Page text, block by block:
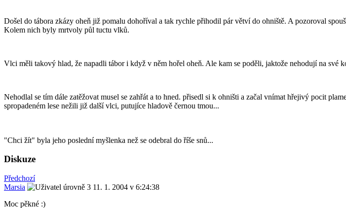
Došel do tábora zkázy oheň již pomalu dohoříval a tak rychle přihodil pár větví do ohniště. A pozoroval
Kolem nich byly mrtvoly půl tuctu vlků.
Vlci měli takový hlad, že napadli tábor i když v něm hořel oheň. Ale kam se poděli, jaktože nehodují na své
Nehodlal se tím dále zatěžovat musel se zahřát a to hned. přisedl si k ohništi a začal vnímat hřejivý pocit
spropadeném lese nežili již další vlci, putujíce hladově černou tmou...
"Chci žít" byla jeho poslední myšlenka než se odebral do říše snů...
Diskuze
Předchozí
Marsia
11. 1. 2004 v 6:24:38
Moc pěkné :)